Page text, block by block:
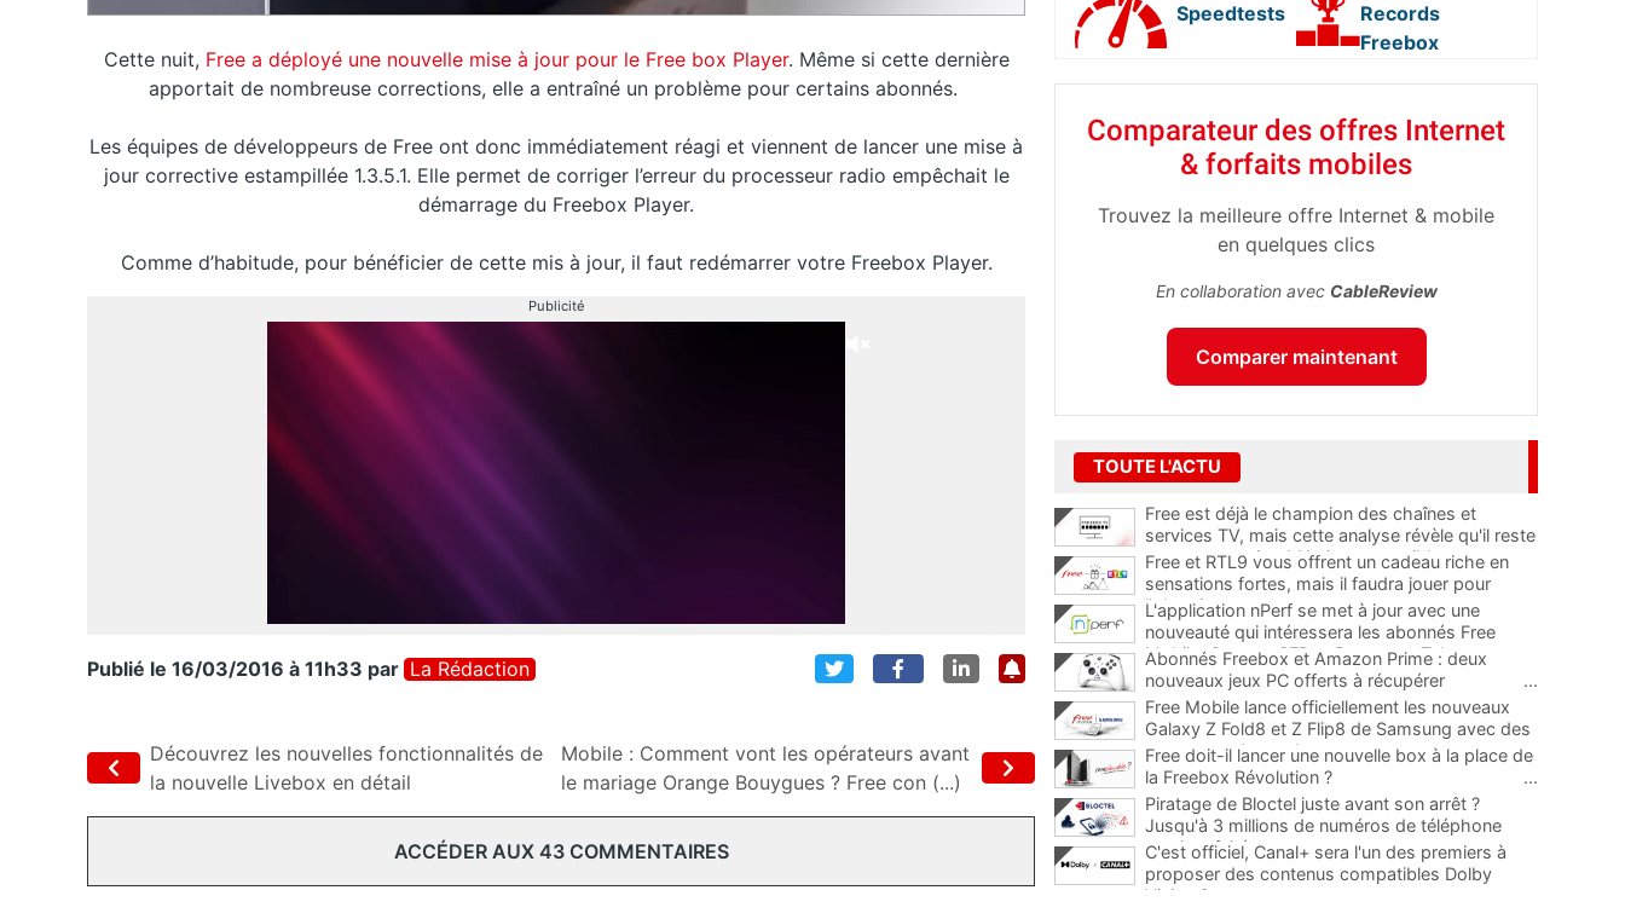
Cette nuit, Free a déployé une nouvelle mise à jour pour le Free box Player. Même si cette dernière
apportait de nombreuse corrections, elle a entraîné un problème pour certains abonnés.
Les équipes de développeurs de Free ont donc immédiatement réagi et viennent de lancer une mise à
jour corrective estampillée 1.3.5.1. Elle permet de corriger l’erreur du processeur radio empêchait le
démarrage du Freebox Player.
Comme d’habitude, pour bénéficier de cette mis à jour, il faut redémarrer votre Freebox Player.
Publicité
Publié le 16/03/2016 à 11h33 par La Rédaction
Découvrez les nouvelles fonctionnalités de
la nouvelle Livebox en détail
Mobile : Comment vont les opérateurs avant
le mariage Orange Bouygues ? Free con (...)
ACCÉDER AUX 43 COMMENTAIRES
Speedtests
Records
Freebox
Comparateur des offres Internet
& forfaits mobiles
Trouvez la meilleure offre Internet & mobile
en quelques clics
En collaboration avec CableReview
Comparer maintenant
TOUTE L'ACTU
Free est déjà le champion des chaînes et
services TV, mais cette analyse révèle qu'il reste
encore au moins 141 ajouts possibles
Free et RTL9 vous offrent un cadeau riche en
sensations fortes, mais il faudra jouer pour
l'obtenir
L'application nPerf se met à jour avec une
nouveauté qui intéressera les abonnés Free
Mobile, Orange, SFR et Bouygues Telecom
Abonnés Freebox et Amazon Prime : deux
nouveaux jeux PC offerts à récupérer
...
Free Mobile lance officiellement les nouveaux
Galaxy Z Fold8 et Z Flip8 de Samsung avec des
promos et des cadeaux
...
Free doit-il lancer une nouvelle box à la place de
la Freebox Révolution ?
...
Piratage de Bloctel juste avant son arrêt ?
Jusqu'à 3 millions de numéros de téléphone
auraient fuité
C'est officiel, Canal+ sera l'un des premiers à
proposer des contenus compatibles Dolby
Vision 2